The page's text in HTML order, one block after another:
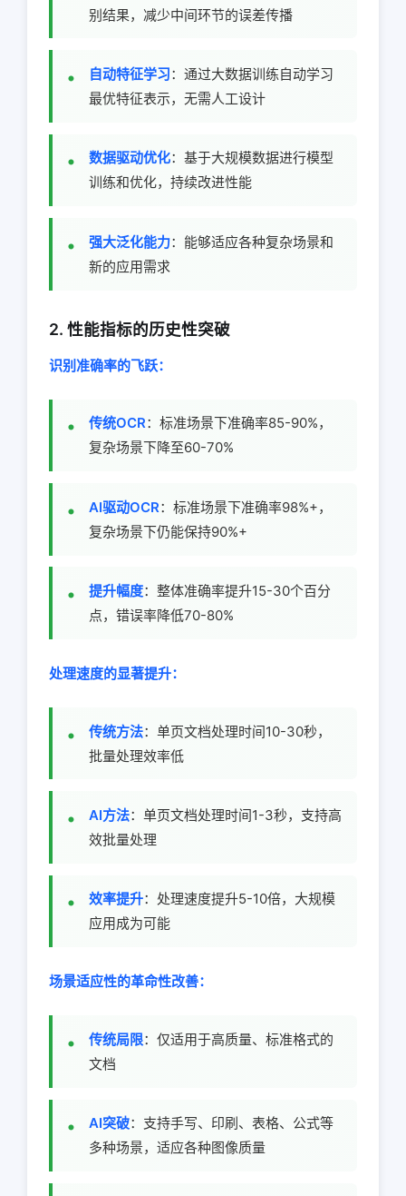
别结果，减少中间环节的误差传播
自动特征学习：通过大数据训练自动学习
最优特征表示，无需人工设计
数据驱动优化：基于大规模数据进行模型
训练和优化，持续改进性能
强大泛化能力：能够适应各种复杂场景和
新的应用需求
2. 性能指标的历史性突破
识别准确率的飞跃：
传统OCR：标准场景下准确率85-90%，
复杂场景下降至60-70%
AI驱动OCR：标准场景下准确率98%+，
复杂场景下仍能保持90%+
提升幅度：整体准确率提升15-30个百分
点，错误率降低70-80%
处理速度的显著提升：
传统方法：单页文档处理时间10-30秒，
批量处理效率低
AI方法：单页文档处理时间1-3秒，支持高
效批量处理
效率提升：处理速度提升5-10倍，大规模
应用成为可能
场景适应性的革命性改善：
传统局限：仅适用于高质量、标准格式的
文档
AI突破：支持手写、印刷、表格、公式等
多种场景，适应各种图像质量